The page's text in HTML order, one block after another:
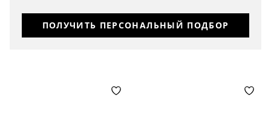
ПОЛУЧИТЬ ПЕРСОНАЛЬНЫЙ ПОДБОР